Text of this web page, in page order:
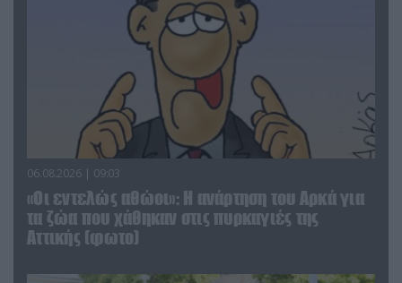
06.08.2026 | 09:03
«Οι εντελώς αθώοι»: Η ανάρτηση του Αρκά για
τα ζώα που χάθηκαν στις πυρκαγιές της
Αττικής (φωτο)